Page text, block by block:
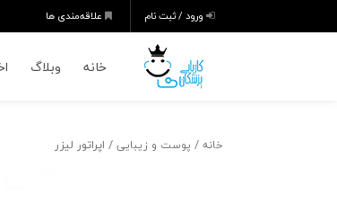
ورود / ثبت نام علاقه‌مندی ها
خانه وبلاگ
خانه / پوست و زیبایی / اپراتور لیزر